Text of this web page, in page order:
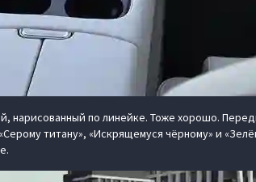
нарисованный по линейке. Тоже хорошо.
титану», «Искрящемуся чёрному» и